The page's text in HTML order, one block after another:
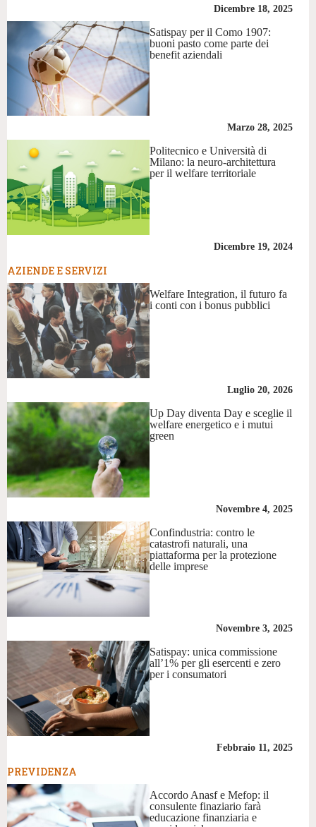
Dicembre 18, 2025
Satispay per il Como 1907:
buoni pasto come parte dei
benefit aziendali
Marzo 28, 2025
Politecnico e Università di
Milano: la neuro-architettura
per il welfare territoriale
Dicembre 19, 2024
AZIENDE E SERVIZI
Welfare Integration, il futuro fa
i conti con i bonus pubblici
Luglio 20, 2026
Up Day diventa Day e sceglie il
welfare energetico e i mutui
green
Novembre 4, 2025
Confindustria: contro le
catastrofi naturali, una
piattaforma per la protezione
delle imprese
Novembre 3, 2025
Satispay: unica commissione
all’1% per gli esercenti e zero
per i consumatori
Febbraio 11, 2025
PREVIDENZA
Accordo Anasf e Mefop: il
consulente finaziario farà
educazione finanziaria e